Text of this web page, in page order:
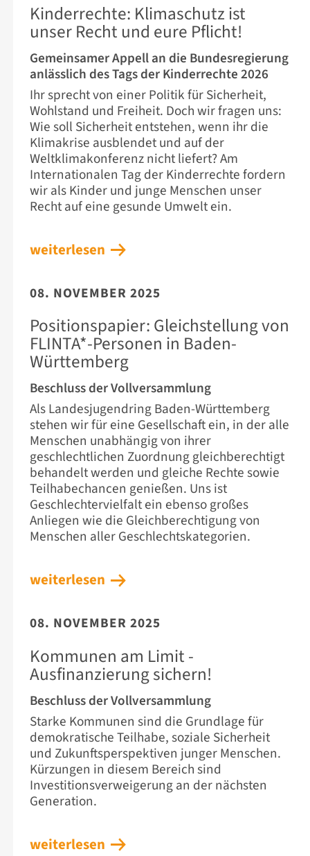
Kinderrechte: Klimaschutz ist
unser Recht und eure Pflicht!
Gemeinsamer Appell an die Bundesregierung
anlässlich des Tags der Kinderrechte 2026
Ihr sprecht von einer Politik für Sicherheit,
Wohlstand und Freiheit. Doch wir fragen uns:
Wie soll Sicherheit entstehen, wenn ihr die
Klimakrise ausblendet und auf der
Weltklimakonferenz nicht liefert? Am
Internationalen Tag der Kinderrechte fordern
wir als Kinder und junge Menschen unser
Recht auf eine gesunde Umwelt ein.
weiterlesen
08. NOVEMBER 2025
Positionspapier: Gleichstellung von
FLINTA*-Personen in Baden-
Württemberg
Beschluss der Vollversammlung
Als Landesjugendring Baden-Württemberg
stehen wir für eine Gesellschaft ein, in der alle
Menschen unabhängig von ihrer
geschlechtlichen Zuordnung gleichberechtigt
behandelt werden und gleiche Rechte sowie
Teilhabechancen genießen. Uns ist
Geschlechtervielfalt ein ebenso großes
Anliegen wie die Gleichberechtigung von
Menschen aller Geschlechtskategorien.
weiterlesen
08. NOVEMBER 2025
Kommunen am Limit -
Ausfinanzierung sichern!
Beschluss der Vollversammlung
Starke Kommunen sind die Grundlage für
demokratische Teilhabe, soziale Sicherheit
und Zukunftsperspektiven junger Menschen.
Kürzungen in diesem Bereich sind
Investitionsverweigerung an der nächsten
Generation.
weiterlesen